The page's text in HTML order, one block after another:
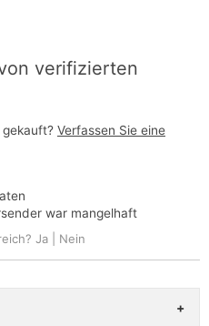
verifizierten
Verfassen Sie eine
war mangelhaft
Ja Nein